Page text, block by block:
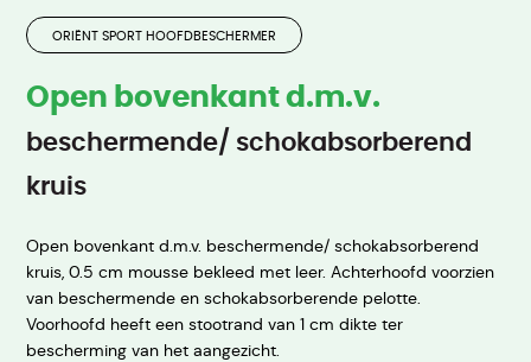
ORIËNT SPORT HOOFDBESCHERMER
Open bovenkant d.m.v.
beschermende/ schokabsorberend
kruis
Open bovenkant d.m.v. beschermende/ schokabsorberend
kruis, 0.5 cm mousse bekleed met leer. Achterhoofd voorzien
van beschermende en schokabsorberende pelotte.
Voorhoofd heeft een stootrand van 1 cm dikte ter
bescherming van het aangezicht.